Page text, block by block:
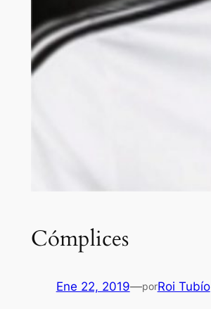
Cómplices
Ene 22, 2019—porRoi Tubío